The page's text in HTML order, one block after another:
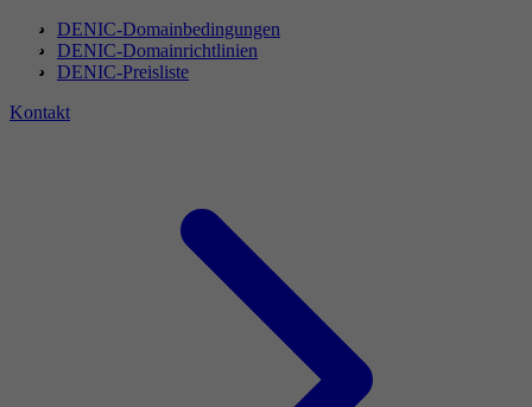
DENIC-Domainbedingungen
DENIC-Domainrichtlinien
DENIC-Preisliste
Kontakt